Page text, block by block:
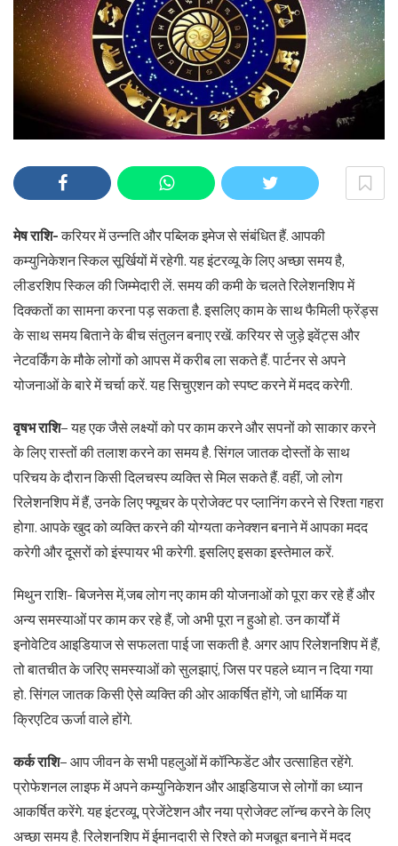
मेष राशि-करियर में उन्नति और पब्लिक इमेज से संबंधित हैं. आपकी
कम्युनिकेशन स्किल सूर्खियों में रहेगी. यह इंटरव्यू के लिए अच्छा समय है,
लीडरशिप स्किल की जिम्मेदारी लें. समय की कमी के चलते रिलेशनशिप में
दिक्कतों का सामना करना पड़ सकता है. इसलिए काम के साथ फैमिली फ्रेंड्स
के साथ समय बिताने के बीच संतुलन बनाए रखें. करियर से जुड़े इवेंट्स और
नेटवर्किंग के मौके लोगों को आपस में करीब ला सकते हैं. पार्टनर से अपने
योजनाओं के बारे में चर्चा करें. यह सिचुएशन को स्पष्ट करने में मदद करेगी.
वृषभ राशि– यह एक जैसे लक्ष्यों को पर काम करने और सपनों को साकार करने
के लिए रास्तों की तलाश करने का समय है. सिंगल जातक दोस्तों के साथ
परिचय के दौरान किसी दिलचस्प व्यक्ति से मिल सकते हैं. वहीं, जो लोग
रिलेशनशिप में हैं, उनके लिए फ्यूचर के प्रोजेक्ट पर प्लानिंग करने से रिश्ता गहरा
होगा. आपके खुद को व्यक्ति करने की योग्यता कनेक्शन बनाने में आपका मदद
करेगी और दूसरों को इंस्पायर भी करेगी. इसलिए इसका इस्तेमाल करें.
मिथुन राशि- बिजनेस में,जब लोग नए काम की योजनाओं को पूरा कर रहे हैं और
अन्य समस्याओं पर काम कर रहे हैं, जो अभी पूरा न हुओ हो. उन कार्यों में
इनोवेटिव आइडियाज से सफलता पाई जा सकती है. अगर आप रिलेशनशिप में हैं,
तो बातचीत के जरिए समस्याओं को सुलझाएं, जिस पर पहले ध्यान न दिया गया
हो. सिंगल जातक किसी ऐसे व्यक्ति की ओर आकर्षित होंगे, जो धार्मिक या
क्रिएटिव ऊर्जा वाले होंगे.
कर्क राशि– आप जीवन के सभी पहलुओं में कॉन्फिडेंट और उत्साहित रहेंगे.
प्रोफेशनल लाइफ में अपने कम्युनिकेशन और आइडियाज से लोगों का ध्यान
आकर्षित करेंगे. यह इंटरव्यू, प्रेजेंटेशन और नया प्रोजेक्ट लॉन्च करने के लिए
अच्छा समय है. रिलेशनशिप में ईमानदारी से रिश्ते को मजबूत बनाने में मदद